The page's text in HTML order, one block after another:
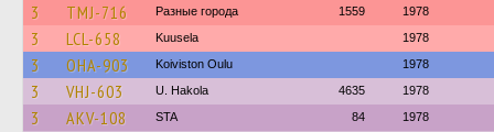
3 TMJ-716 Разные города 1559 1978
3 LCL-658 Kuusela 1978
3 OHA-903 Koiviston Oulu 1978
3 VHJ-603 U. Hakola 4635 1978
3 AKV-108 STA 84 1978